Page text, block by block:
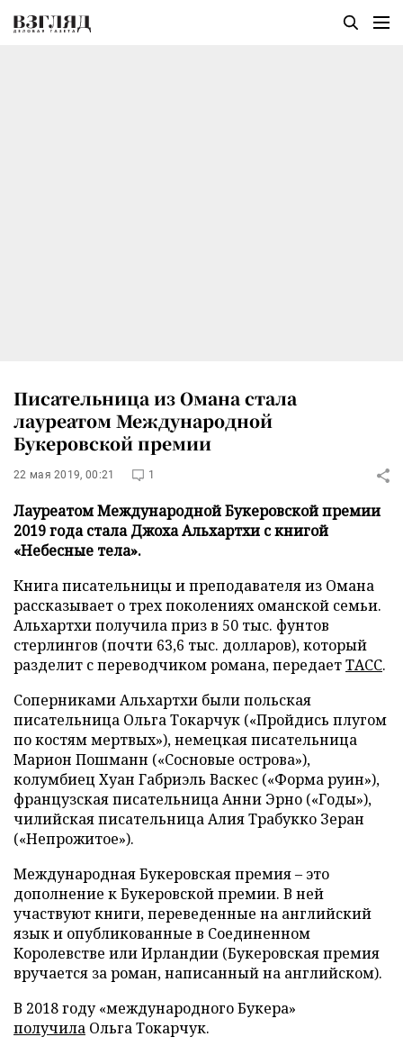
Писательница из Омана стала
лауреатом Международной
Букеровской премии
22 мая 2019, 00:21 1
Лауреатом Международной Букеровской премии
2019 года стала Джоха Альхартхи с книгой
«Небесные тела».
Книга писательницы и преподавателя из Омана
рассказывает о трех поколениях оманской семьи.
Альхартхи получила приз в 50 тыс. фунтов
стерлингов (почти 63,6 тыс. долларов), который
разделит с переводчиком романа, передаетТАСС.
Соперниками Альхартхи были польская
писательница Ольга Токарчук («Пройдись плугом
по костям мертвых»), немецкая писательница
Марион Пошманн («Сосновые острова»),
колумбиец Хуан Габриэль Васкес («Форма руин»),
французская писательница Анни Эрно («Годы»),
чилийская писательница Алия Трабукко Зеран
(«Непрожитое»).
Международная Букеровская премия – это
дополнение к Букеровской премии. В ней
участвуют книги, переведенные на английский
язык и опубликованные в Соединенном
Королевстве или Ирландии (Букеровская премия
вручается за роман, написанный на английском).
В 2018 году «международного Букера»
получила Ольга Токарчук.